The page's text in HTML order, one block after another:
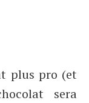
plus pro (et
sera